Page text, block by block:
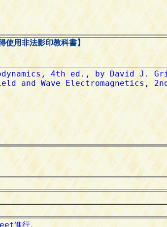
使用非法影印教科書】